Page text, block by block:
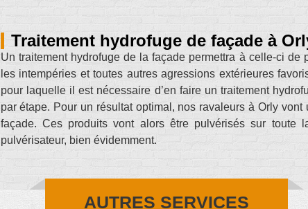
Traitement hydrofuge de façade à
Un traitement hydrofuge de la façade permettra à celle-ci de
les intempéries et toutes autres agressions extérieures
pour laquelle il est nécessaire d’en faire un traitement
par étape. Pour un résultat optimal, nos ravaleurs à Orly
façade. Ces produits vont alors être pulvérisés sur toute
pulvérisateur, bien évidemment.
AUTRES SERVICES